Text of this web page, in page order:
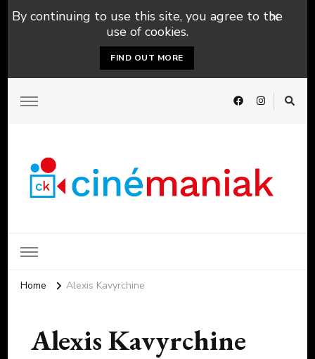
By continuing to use this site, you agree to the
use of cookies.
FIND OUT MORE
Home Alexis Kavyrchine
Alexis Kavyrchine